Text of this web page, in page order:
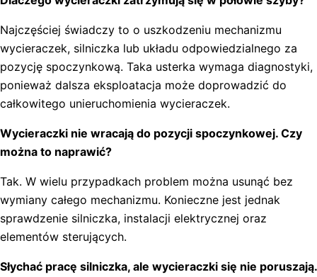
Najczęściej świadczy to o uszkodzeniu mechanizmu
wycieraczek, silniczka lub układu odpowiedzialnego za
pozycję spoczynkową. Taka usterka wymaga diagnostyki,
ponieważ dalsza eksploatacja może doprowadzić do
całkowitego unieruchomienia wycieraczek.
Wycieraczki nie wracają do pozycji spoczynkowej. Czy
można to naprawić?
Tak. W wielu przypadkach problem można usunąć bez
wymiany całego mechanizmu. Konieczne jest jednak
sprawdzenie silniczka, instalacji elektrycznej oraz
elementów sterujących.
Słychać pracę silniczka, ale wycieraczki się nie poruszają.